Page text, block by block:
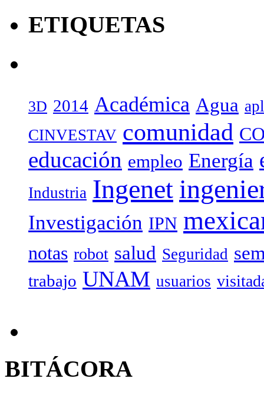
ETIQUETAS
3D 2014 Académica Agua
CINVESTAV comunidad
educación empleo Energía
Industria Ingenet
Investigación IPN
notas robot salud Seguridad
trabajo UNAM usuarios
BITÁCORA